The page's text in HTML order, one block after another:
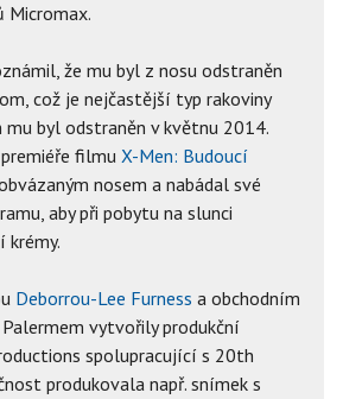
že mu byl z nosu odstraněn
což je nejčastější typ rakoviny
mu byl odstraněn v květnu 2014.
filmu X-Men: Budoucí
nosem a nabádal své
aby při pobytu na slunci
krémy.
Deborrou-Lee Furness a obchodním
vytvořily produkční
spolupracující s 20th
produkovala např. snímek s